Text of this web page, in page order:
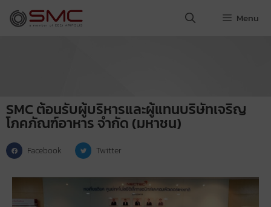
Menu
SMC ต้อนรับผู้บริหารและผู้แทนบริษัทเจริญ
โภคภัณฑ์อาหาร จํากัด (มหาชน)
Facebook Twitter